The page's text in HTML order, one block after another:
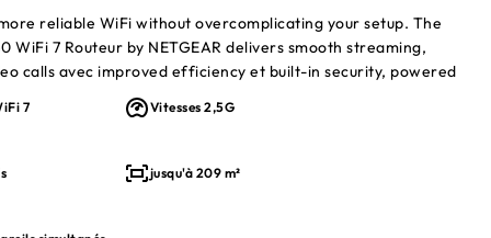
reliable WiFi without overcomplicating your setup. The
WiFi 7 Routeur by NETGEAR delivers smooth streaming,
calls avec improved efficiency et built-in security, powered
WiFi 7 designed to outperform WiFi 6 et keep everyday
m²
et better efficiency than WiFi 6
7 Vitesses 2,5G
jusqu'à 209 m²